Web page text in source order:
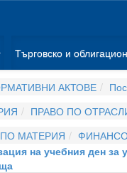
Търговско и
АКТОВЕ
ПРАВО ПО
МАТЕРИЯ
на учебния ден